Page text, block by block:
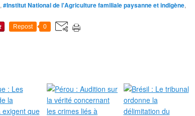
, #Institut National de l'Agriculture familiale paysanne et indigène,
Repost 0